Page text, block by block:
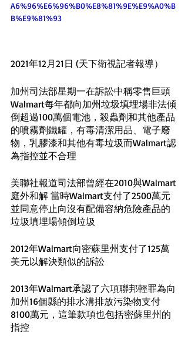
A6%96%E6%96%B0%E8%81%9E%E9%A0%B
B%E9%81%93
2021年12月21日 (天下衛視記者報導）
加州司法部星期一在訴訟中稱零售巨頭
Walmart每年都向加州垃圾填埋場非法傾
倒超過100萬個電池，殺蟲劑和其他產品
的噴霧劑鐵罐，有毒清潔用品、電子廢
物，乳膠漆和其他有毒垃圾而Walmart認
為指控並不合理
美聯社報道司法部曾經在2010與Walmart
庭外和解 當時Walmart支付了2500萬元
並同意停止向沒有配備容納危險產品的
垃圾填埋場傾倒垃圾
2012年Walmart向密蘇里州支付了125萬
美元以解決類似的訴訟
2013年Walmart承認了六項聯邦輕罪為向
加州16個縣的排水溝排放污染物支付
8100萬元，這筆款項也包括密蘇里州的
指控